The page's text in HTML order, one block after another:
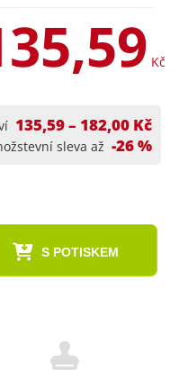
Kč
135,59 – 182,00 Kč
sleva až -26 %
S POTISKEM